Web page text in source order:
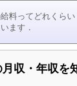
料ってどれくら
ます．
収・年収を